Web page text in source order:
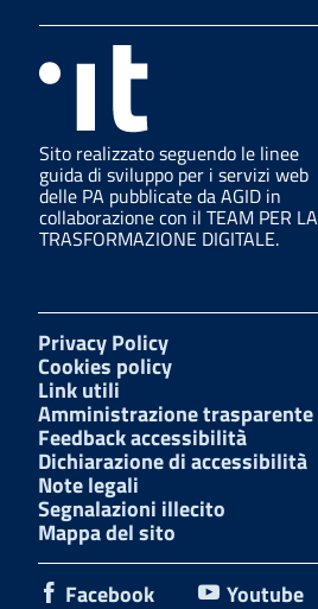
Sito realizzato seguendo le linee
guida di sviluppo per i servizi web
delle PA pubblicate da AGID in
collaborazione con il TEAM PER LA
TRASFORMAZIONE DIGITALE.
Privacy Policy
Cookies policy
Link utili
Amministrazione trasparente
Feedback accessibilità
Dichiarazione di accessibilità
Note legali
Segnalazioni illecito
Mappa del sito
Facebook
Youtube